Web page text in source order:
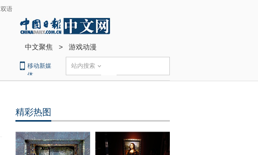
双语
中文聚焦 > 游戏动漫
移动新媒
体
站内搜索
精彩热图